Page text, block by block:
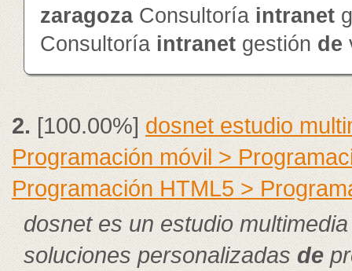
zaragozaConsultoría intranet
Consultoría intranet gestión de
2. [100.00%]dosnet estudio
Programación móvil >
Programación HTML5 >
dosnet es un estudio
soluciones personalizadasde